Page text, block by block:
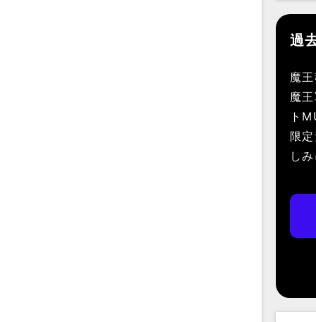
過
魔
魔
ト
限
し